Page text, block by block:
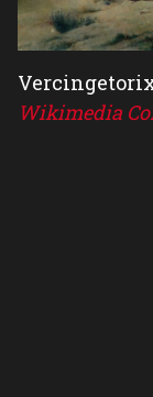
Wikimedia